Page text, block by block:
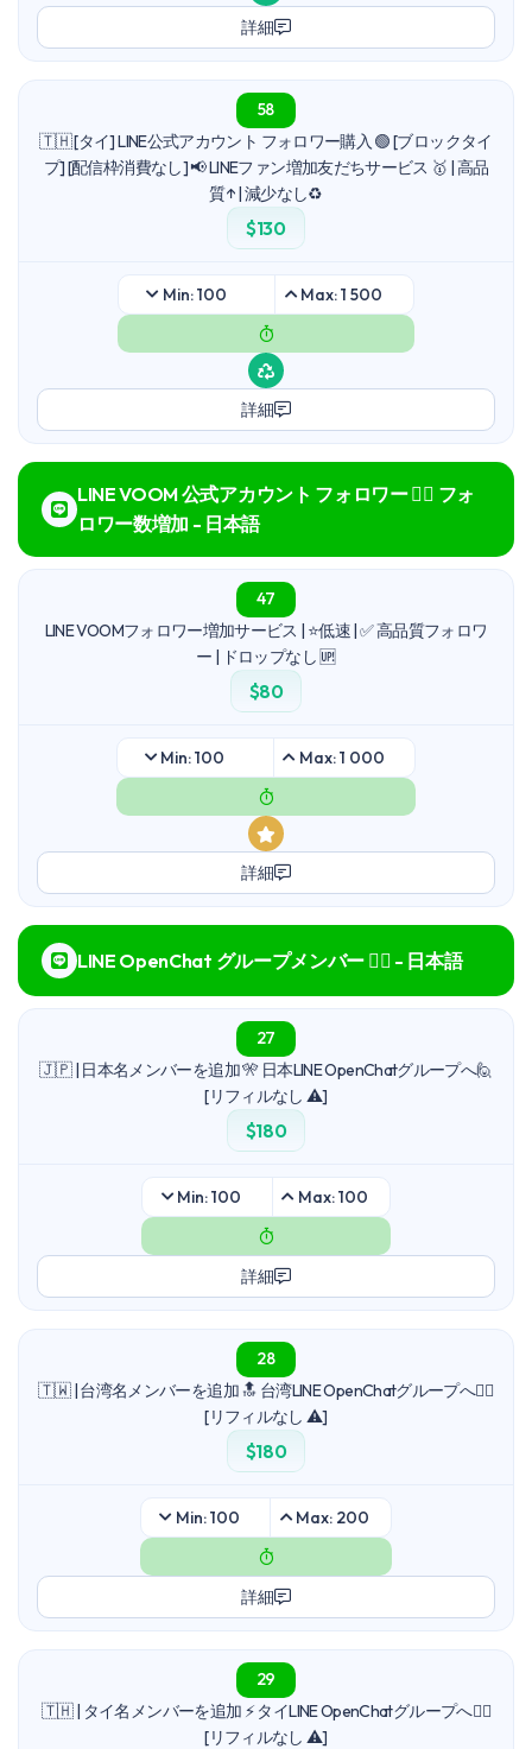
詳細
58
🇹🇭 [タイ] LINE公式アカウント フォロワー購入 🟢 [ブロックタイ
プ] [配信枠消費なし] 📢 LINEファン増加友だちサービス 🥇 | 高品
質↑ | 減少なし♻️
$130
Min: 100 Max: 1 500
詳細
LINE VOOM 公式アカウント フォロワー 🙋‍♂️ フォ
ロワー数増加 - 日本語
47
LINE VOOMフォロワー増加サービス | ⭐低速 | ✅ 高品質フォロワ
ー | ドロップなし 🆙
$80
Min: 100 Max: 1 000
詳細
LINE OpenChat グループメンバー 🙆‍♀️ - 日本語
27
🇯🇵 | 日本名メンバーを追加 🎌 日本LINE OpenChatグループへ🙋
[リフィルなし ⚠️]
$180
Min: 100 Max: 100
詳細
28
🇹🇼 | 台湾名メンバーを追加 🔝 台湾LINE OpenChatグループへ🙋‍♂️
[リフィルなし ⚠️]
$180
Min: 100 Max: 200
詳細
29
🇹🇭 | タイ名メンバーを追加 ⚡ タイLINE OpenChatグループへ🙋‍♀️
[リフィルなし ⚠️]